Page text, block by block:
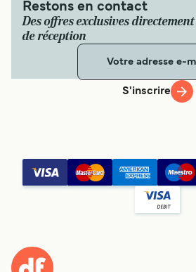
Restons en contact
Des offres exclusives
de réception
S'inscrire